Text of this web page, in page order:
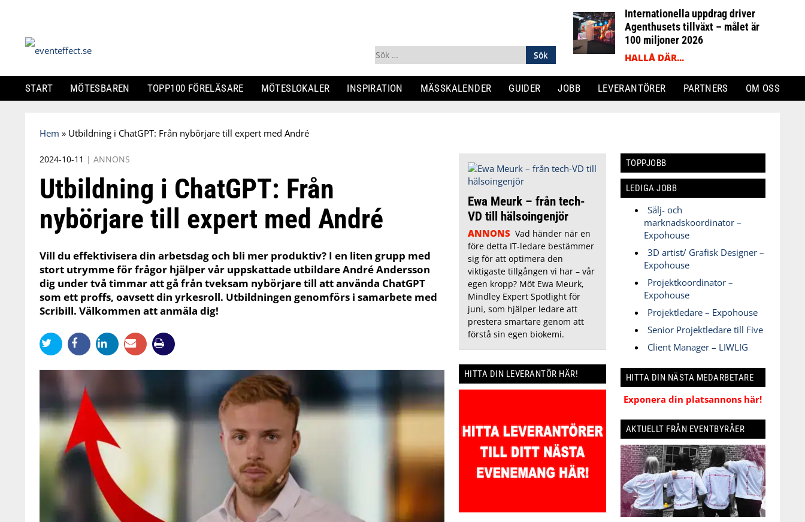
Sök
efter:
Internationella uppdrag driver
Agenthusets tillväxt – målet är
100 miljoner 2026
HALLÅ DÄR...
START MÖTESBAREN TOPP100 FÖRELÄSARE MÖTESLOKALER INSPIRATION MÄSSKALENDER GUIDER JOBB LEVERANTÖRER PARTNERS OM OSS
Skip
content
Hem » Utbildning i ChatGPT: Från nybörjare till expert med André
2024-10-11 | ANNONS
Utbildning i ChatGPT: Från
nybörjare till expert med André
Vill du effektivisera din arbetsdag och bli mer produktiv? I en liten grupp med
stort utrymme för frågor hjälper vår uppskattade utbildare André Andersson
dig under två timmar att gå från tveksam nybörjare till att använda ChatGPT
som ett proffs, oavsett din yrkesroll. Utbildningen genomförs i samarbete med
Scribill. Välkommen att anmäla dig!
Ewa Meurk – från tech-
VD till hälsoingenjör
ANNONS Vad händer när en
före detta IT-ledare bestämmer
sig för att optimera den
viktigaste tillgången vi har – vår
egen kropp? Möt Ewa Meurk,
Mindley Expert Spotlight för
juni, som hjälper ledare att
prestera smartare genom att
förstå sin egen biokemi.
HITTA DIN LEVERANTÖR HÄR!
TOPPJOBB
LEDIGA JOBB
Sälj- och
marknadskoordinator –
Expohouse
3D artist/ Grafisk Designer –
Expohouse
Projektkoordinator –
Expohouse
Projektledare – Expohouse
Senior Projektledare till Five
Client Manager – LIWLIG
HITTA DIN NÄSTA MEDARBETARE
Exponera din platsannons här!
AKTUELLT FRÅN EVENTBYRÅER